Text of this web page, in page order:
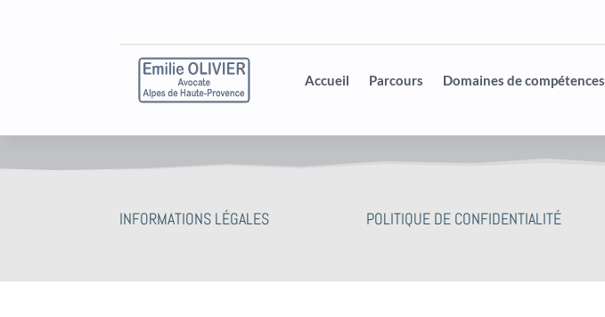
Accueil Parcours Domaines de compétences
INFORMATIONS LÉGALES POLITIQUE DE CONFIDENTIALITÉ